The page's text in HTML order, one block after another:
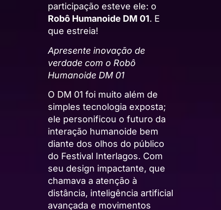
participação esteve ele: o
Robô Humanoide DM 01. E
que estreia!
Apresente inovação de
verdade com o Robô
Humanoide DM 01
O DM 01 foi muito além de
simples tecnologia exposta;
ele personificou o futuro da
interação humanoide bem
diante dos olhos do público
do Festival Interlagos. Com
seu design impactante, que
chamava a atenção à
distância, inteligência artificial
avançada e movimentos